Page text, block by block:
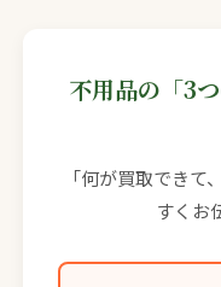
不用品の「3
「何が買取でき
すくお